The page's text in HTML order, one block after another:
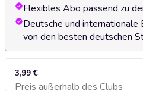
Flexibles Abo passend zu
Deutsche und
von den besten deutschen
3,99 €
Preis außerhalb des Clubs